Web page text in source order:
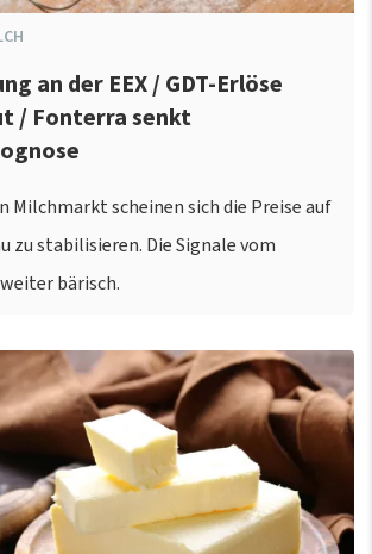
an der EEX / GDT-Erlöse
/ Fonterra senkt
Milchmarkt scheinen sich die Preise auf
zu stabilisieren. Die Signale vom
bärisch.